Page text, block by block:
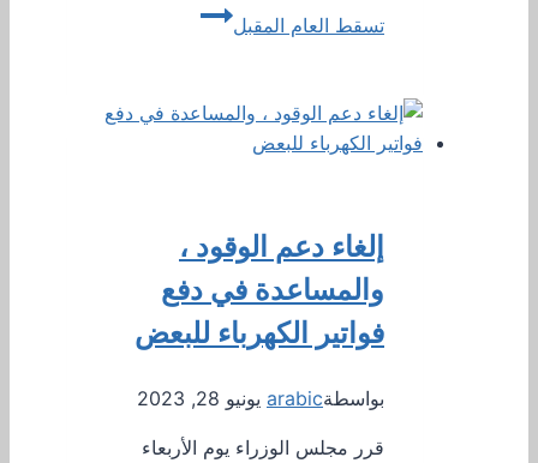
تسقط العام المقبل
إلغاء دعم الوقود ،
والمساعدة في دفع
فواتير الكهرباء للبعض
بواسطةarabic يونيو 28, 2023
قرر مجلس الوزراء يوم الأربعاء